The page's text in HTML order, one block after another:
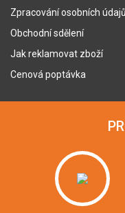
Zpracování osobních údajů
Obchodní sdělení
Jak reklamovat zboží
Cenová poptávka